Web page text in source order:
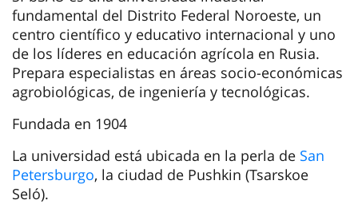
fundamental del Distrito Federal Noroeste, un
centro científico y educativo internacional y uno
de los líderes en educación agrícola en Rusia.
Prepara especialistas en áreas socio-económicas
agrobiológicas, de ingeniería y tecnológicas.
Fundada en 1904
La universidad está ubicada en la perla de San
Petersburgo, la ciudad de Pushkin (Tsarskoe
Seló).